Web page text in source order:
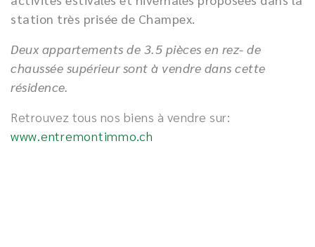
station très prisée de Champex.
Deux appartements de 3.5 pièces en rez- de
chaussée supérieur sont à vendre dans cette
résidence.
Retrouvez tous nos biens à vendre sur:
www.entremontimmo.ch